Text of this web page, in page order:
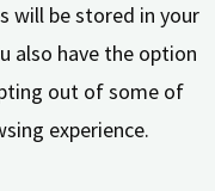
will be stored in your
also have the option
out of some of
experience.